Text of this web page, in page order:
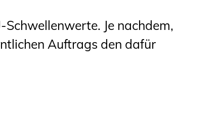
Schülerinnen, Schüler
und Studierende
Je nachdem,
Auftrags den dafür